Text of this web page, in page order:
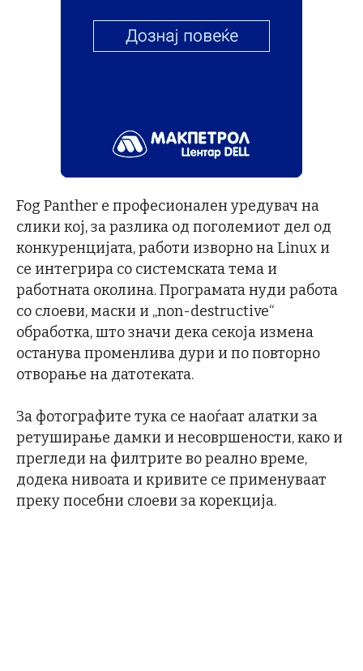
Fog Panther е професионален уредувач на
слики кој, за разлика од поголемиот дел од
конкуренцијата, работи изворно на Linux и
се интегрира со системската тема и
работната околина. Програмата нуди работа
со слоеви, маски и „non-destructive“
обработка, што значи дека секоја измена
останува променлива дури и по повторно
отворање на датотеката.
За фотографите тука се наоѓаат алатки за
ретуширање дамки и несовршености, како и
прегледи на филтрите во реално време,
додека нивоата и кривите се применуваат
преку посебни слоеви за корекција.